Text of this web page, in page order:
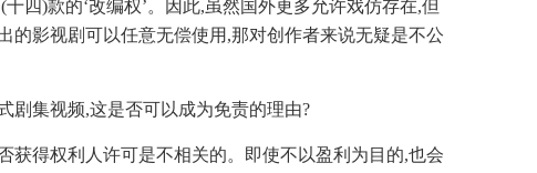
四)款的‘改编权’。因此,虽然国外更多允许戏仿存在,但
的影视剧可以任意无偿使用,那对创作者来说无疑是不公
剧集视频,这是否可以成为免责的理由?
获得权利人许可是不相关的。即使不以盈利为目的,也会